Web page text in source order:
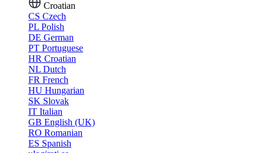
Croatian
CS Czech
PL Polish
DE German
PT Portuguese
HR Croatian
NL Dutch
FR French
HU Hungarian
SK Slovak
IT Italian
GB English (UK)
RO Romanian
ES Spanish